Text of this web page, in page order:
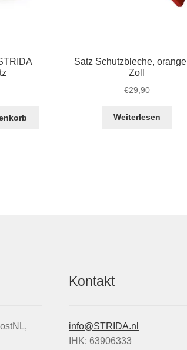
Satz Schutzbleche,
Zoll
€29,90
Weiterlesen
Kontakt
info@STRIDA.nl
IHK: 63906333